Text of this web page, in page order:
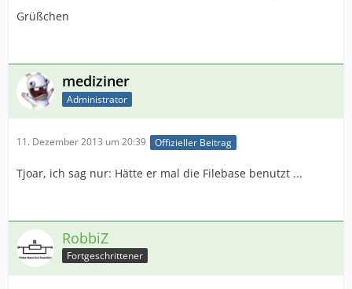
Grüßchen
mediziner
Administrator
11. Dezember 2013 um 20:39 Offizieller Beitrag
Tjoar, ich sag nur: Hätte er mal die Filebase benutzt ...
RobbiZ
Fortgeschrittener